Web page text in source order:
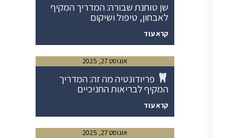
שן טוחנת שבורה: המדריך המקיף
לאבחון, טיפול ושיקום
קרא עוד
פריודונטיה מה זה: המדריך
המקיף לבריאות החניכיים
אוגוסט 27, 2025
קרא עוד
אוגוסט 27, 2025